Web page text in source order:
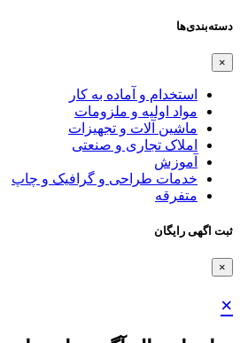
دسته‌بندی‌ها
×
استخدام و آماده به کار
مواد اولیه و ملزومات
ماشین آلات و تجهیزات
املاک تجاری و صنعتی
آموزش
خدمات طراحی و گرافیک و چاپ
متفرقه
ثبت اگهی رایگان
×
×